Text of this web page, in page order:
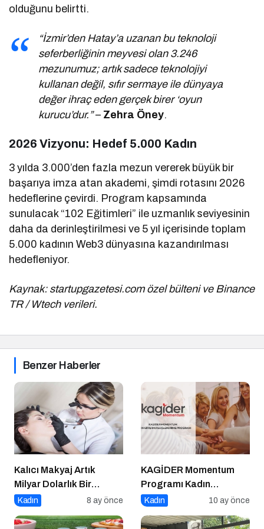
olduğunu belirtti.
“İzmir’den Hatay’a uzanan bu teknoloji
seferberliğinin meyvesi olan 3.246
mezunumuz; artık sadece teknolojiyi
kullanan değil, sıfır sermaye ile dünyaya
değer ihraç eden gerçek birer ‘oyun
kurucu’dur.”– Zehra Öney.
2026 Vizyonu: Hedef 5.000 Kadın
3 yılda 3.000’den fazla mezun vererek büyük bir
başarıya imza atan akademi, şimdi rotasını 2026
hedeflerine çevirdi. Program kapsamında
sunulacak “102 Eğitimleri” ile uzmanlık seviyesinin
daha da derinleştirilmesi ve 5 yıl içerisinde toplam
5.000 kadının Web3 dünyasına kazandırılması
hedefleniyor.
Kaynak: startupgazetesi.com özel bülteni ve Binance
TR / Wtech verileri.
Benzer Haberler
Kalıcı Makyaj Artık
Milyar Dolarlık Bir
Endüstri
Kadın 8 ay önce
KAGİDER Momentum
Programı Kadın
Girişimcilerin Gücüne
Kadın 10 ay önce